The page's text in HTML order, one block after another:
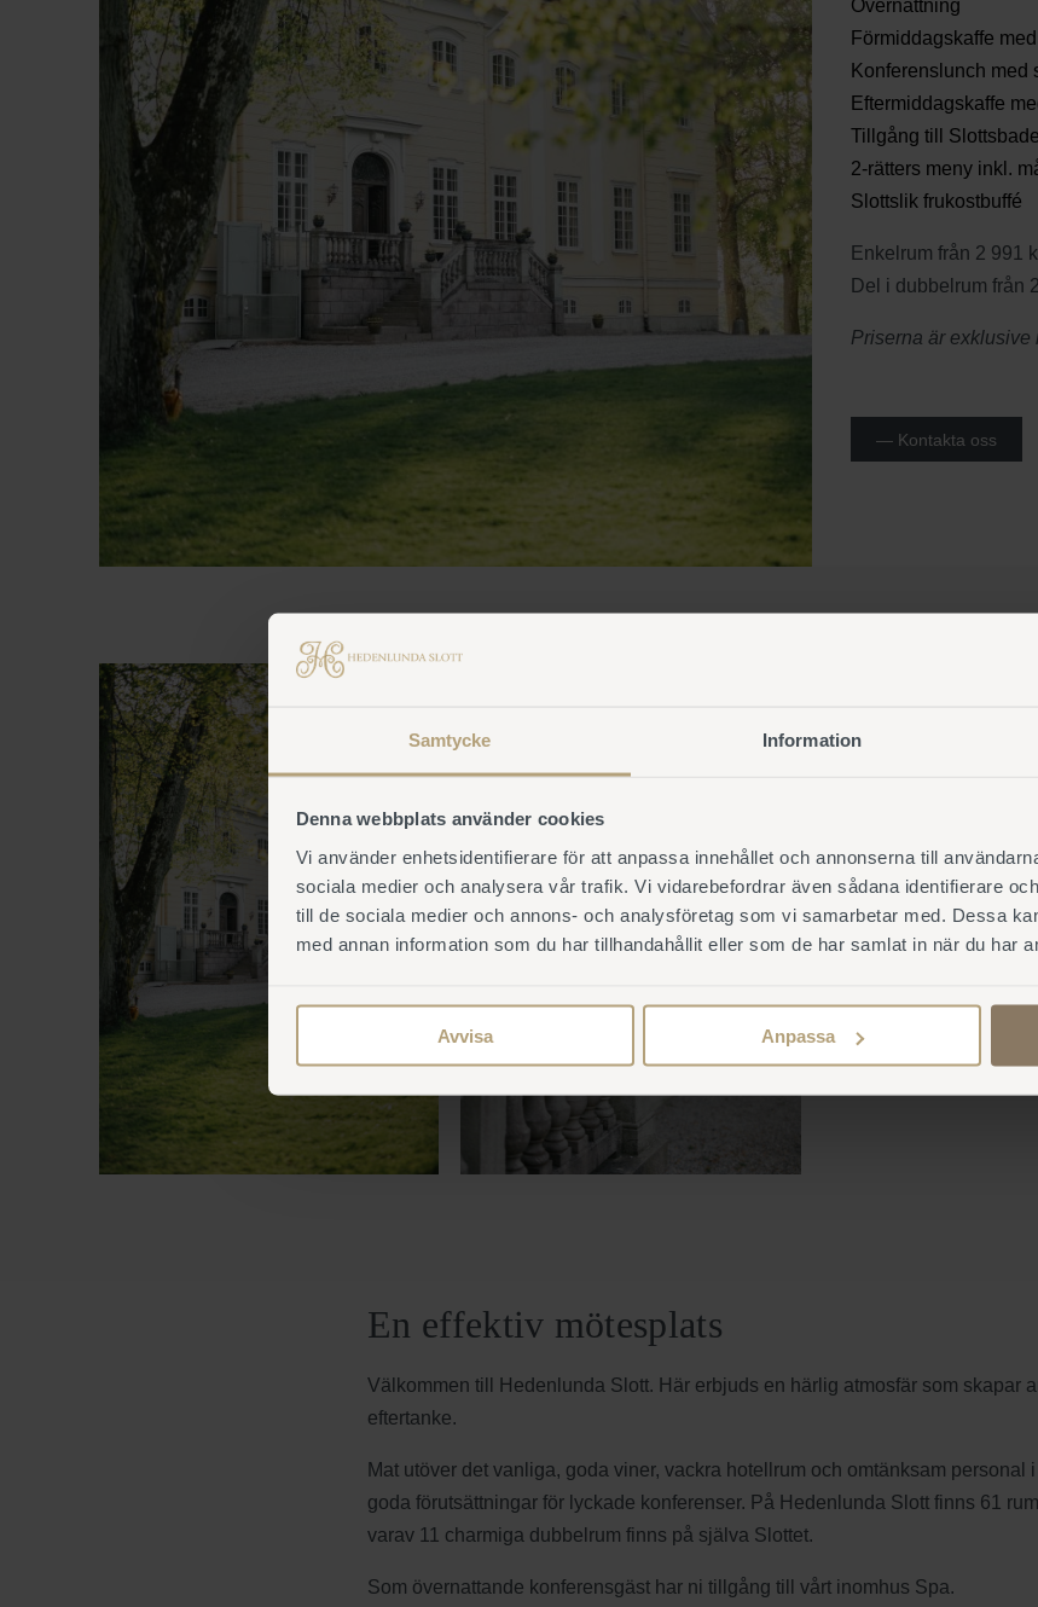
Samtycke Information
Denna webbplats använder cookies
Vi använder enhetsidentifierare för att anpassa innehållet och annonserna till
sociala medier och analysera vår trafik. Vi vidarebefordrar även sådana identifierare
till de sociala medier och annons- och analysföretag som vi samarbetar med. Dessa
med annan information som du har tillhandahållit eller som de har samlat in när du har
Avvisa Anpassa
Övernattning
Förmiddagskaffe
Konferenslunch med
Eftermiddagskaffe
Tillgång till
2-rätters meny inkl.
Slottslik frukostbuffé
Enkelrum från 2 991
Del i dubbelrum från
Priserna är exklusive
— Kontakta oss
En effektiv mötesplats
Välkommen till Hedenlunda Slott. Här erbjuds en härlig atmosfär som skapar
eftertanke.
Mat utöver det vanliga, goda viner, vackra hotellrum och omtänksam personal
goda förutsättningar för lyckade konferenser. På Hedenlunda Slott finns 61
varav 11 charmiga dubbelrum finns på själva Slottet.
Som övernattande konferensgäst har ni tillgång till vårt inomhus Spa.